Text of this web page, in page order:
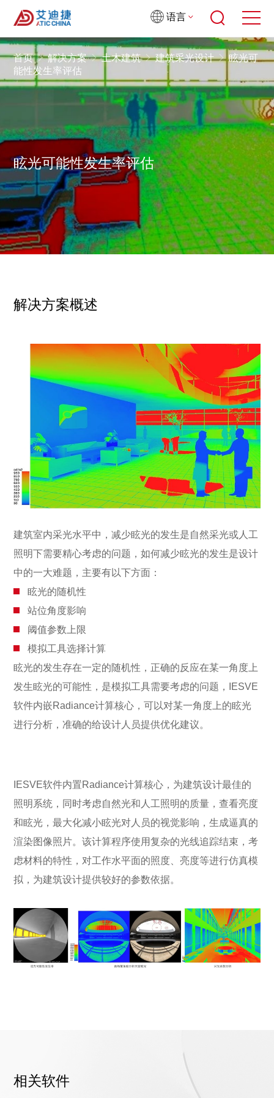
语言
眩光可能性发生率评估
首页 解决方案 土木建筑 建筑采光设计
眩光可
能性发生率评估
解决方案概述
建筑室内采光水平中，减少眩光的发生是自然采光或人工
照明下需要精心考虑的问题，如何减少眩光的发生是设计
中的一大难题，主要有以下方面：
眩光的随机性
站位角度影响
阈值参数上限
模拟工具选择计算
眩光的发生存在一定的随机性，正确的反应在某一角度上
发生眩光的可能性，是模拟工具需要考虑的问题，IESVE
软件内嵌Radiance计算核心，可以对某一角度上的眩光
进行分析，准确的给设计人员提供优化建议。
IESVE软件内置Radiance计算核心，为建筑设计最佳的
照明系统，同时考虑自然光和人工照明的质量，查看亮度
和眩光，最大化减小眩光对人员的视觉影响，生成逼真的
渲染图像照片。该计算程序使用复杂的光线追踪结束，考
虑材料的特性，对工作水平面的照度、亮度等进行仿真模
拟，为建筑设计提供较好的参数依据。
相关软件